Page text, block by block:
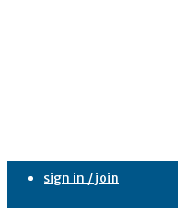
sign in / join